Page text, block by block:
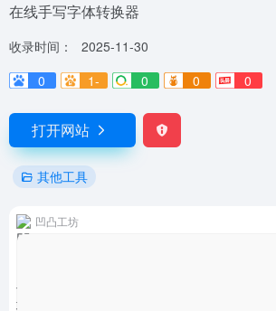
在线手写字体转换器
收录时间：
2025-11-30
0
1- 0 0 0
打开网站
其他工具
凹凸工坊